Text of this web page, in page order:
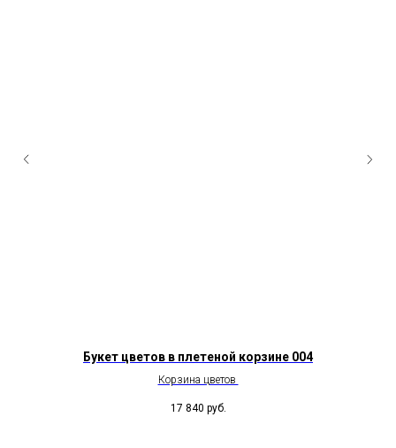
Букет цветов в плетеной корзине 004
Корзина цветов
17 840 руб.